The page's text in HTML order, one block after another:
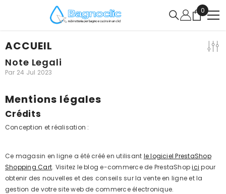
IGNORER ET PASSER AU CONTENU
0
0
article
ACCUEIL
Note Legali
Par 24 Jul 2023
Mentions légales
Crédits
Conception et réalisation :
Ce magasin en ligne a été créé en utilisant le logiciel PrestaShop
Shopping Cart. Visitez le blog e-commerce de PrestaShopici pour
obtenir des nouvelles et des conseils sur la vente en ligne et la
gestion de votre site web de commerce électronique.